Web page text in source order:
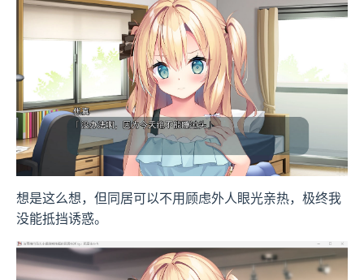
想是这么想，但同居可以不用顾虑外人眼光亲热，极终我
没能抵挡诱惑。